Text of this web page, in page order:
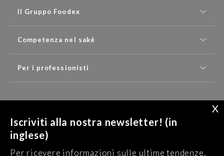
Il Gruppo Foodex
Competenza nel saké
Per i professionisti
X
Iscriviti alla nostra newsletter! (in
inglese)
Per ricevere informazioni sulle ultime tendenze,